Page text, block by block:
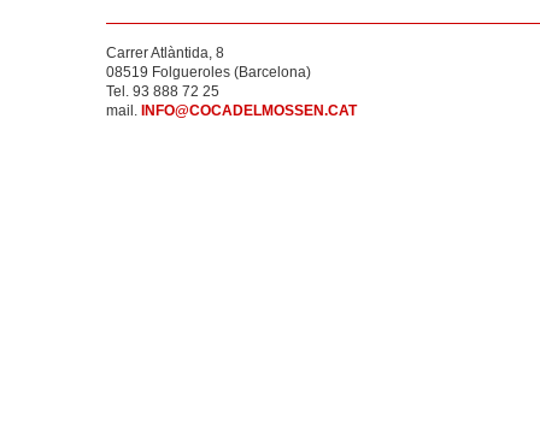
Carrer Atlàntida, 8
08519 Folgueroles (Barcelona)
Tel. 93 888 72 25
mail. INFO@COCADELMOSSEN.CAT